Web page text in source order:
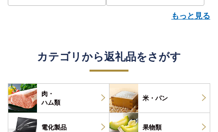
もっと見る
カテゴリから返礼品をさがす
肉・
ハム類
米・パン
電化製品 果物類